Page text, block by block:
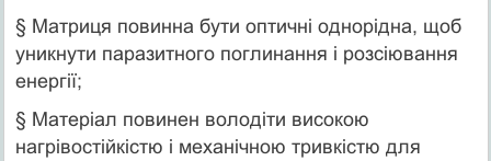
§ Матриця повинна бути оптичні однорідна, щоб
уникнути паразитного поглинання і розсіювання
енергії;
§ Матеріал повинен володіти високою
нагрівостійкістю і механічною тривкістю для